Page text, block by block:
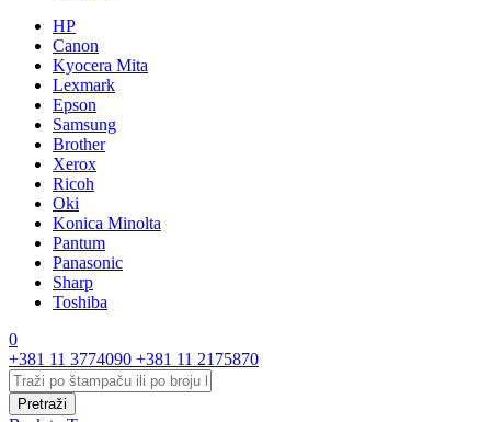
HP
Canon
Kyocera Mita
Lexmark
Epson
Samsung
Brother
Xerox
Ricoh
Oki
Konica Minolta
Pantum
Panasonic
Sharp
Toshiba
0
+381 11 3774090 +381 11 2175870